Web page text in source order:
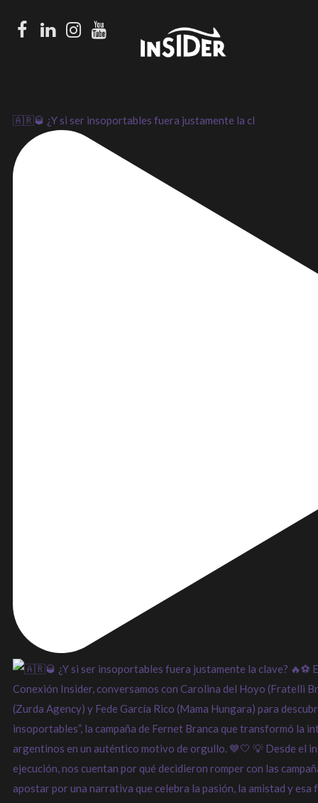
Facebook
LinkedIn
Instagram
Youtube
🇦🇷🥃 ¿Y si ser insoportables fuera justamente la cl